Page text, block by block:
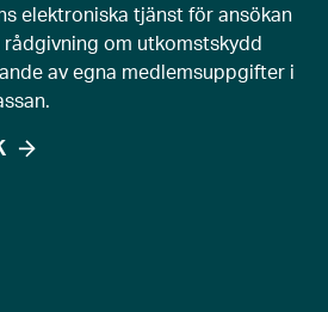
elektroniska tjänst för ansökan
om utkomstskydd
av egna medlemsuppgifter i